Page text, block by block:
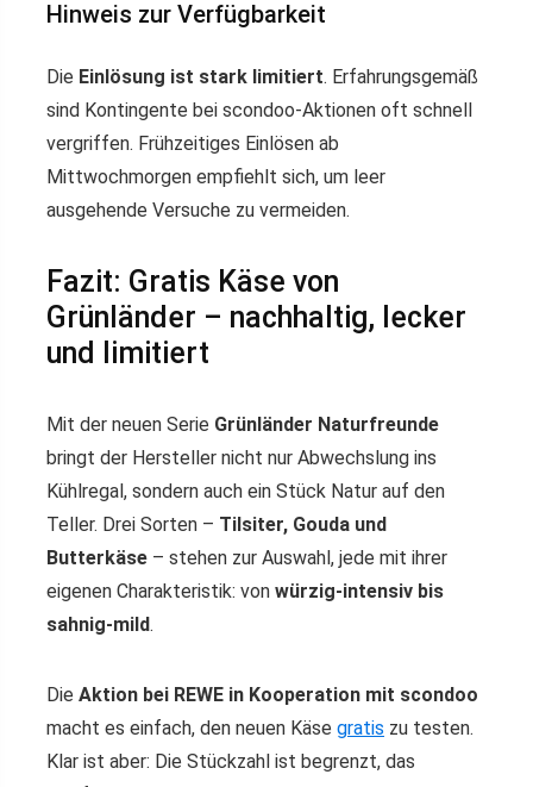
Hinweis zur Verfügbarkeit
Die Einlösung ist stark limitiert. Erfahrungsgemäß
sind Kontingente bei scondoo-Aktionen oft schnell
vergriffen. Frühzeitiges Einlösen ab
Mittwochmorgen empfiehlt sich, um leer
ausgehende Versuche zu vermeiden.
Fazit: Gratis Käse von
Grünländer – nachhaltig, lecker
und limitiert
Mit der neuen Serie Grünländer Naturfreunde
bringt der Hersteller nicht nur Abwechslung ins
Kühlregal, sondern auch ein Stück Natur auf den
Teller. Drei Sorten – Tilsiter, Gouda und
Butterkäse – stehen zur Auswahl, jede mit ihrer
eigenen Charakteristik: von würzig-intensiv bis
sahnig-mild.
Die Aktion bei REWE in Kooperation mit scondoo
macht es einfach, den neuen Käse gratis zu testen.
Klar ist aber: Die Stückzahl ist begrenzt, das